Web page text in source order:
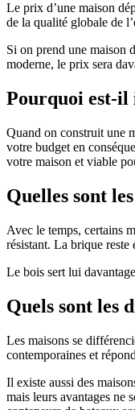
Le prix d’une maison
de la qualité globale de
Si on prend une maison
moderne, le prix sera
Pourquoi est-il
Quand on construit une
votre budget en
votre maison et viable
Quelles sont
Avec le temps, certains
résistant. La brique
Le bois sert lui
Quels sont les
Les maisons se
contemporaines et
Il existe aussi des
mais leurs avantages ne